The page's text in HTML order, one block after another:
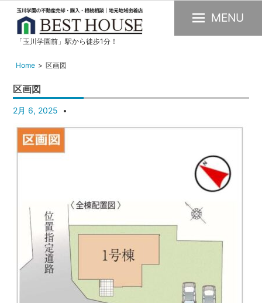
玉
川
園
の
不
動
産
却・
貸・
管
「玉川学園前」駅から徒歩1分！
MENU
Home 区画図
区画図
2月 6, 2025